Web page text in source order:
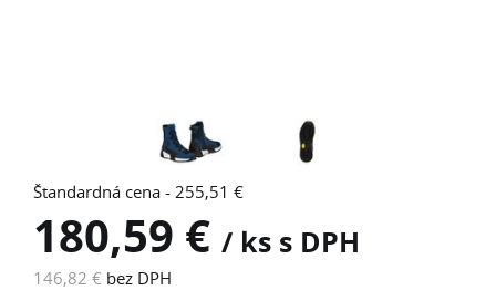
Štandardná cena - 255,51 €
180,59 € / ks s DPH
146,82 € bez DPH